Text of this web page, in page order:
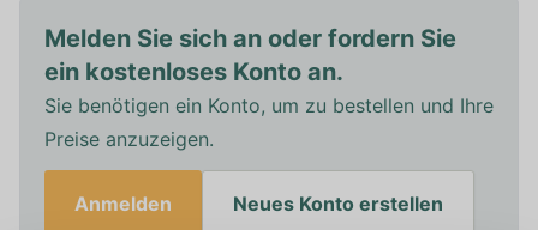
Melden Sie sich an oder fordern Sie
ein kostenloses Konto an.
Sie benötigen ein Konto, um zu bestellen und Ihre
Preise anzuzeigen.
Anmelden Neues Konto erstellen